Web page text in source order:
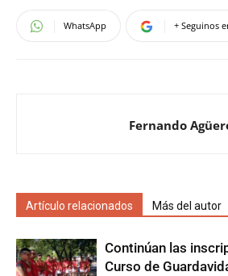
WhatsApp + Seguinos
Fernando
Artículo relacionados Más del autor
Continúan las
Curso de